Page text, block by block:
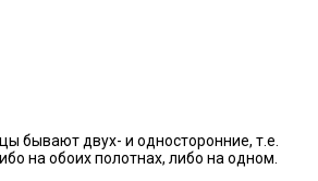
бывают двух- и односторонние, т.е.
на обоих полотнах, либо на одном.